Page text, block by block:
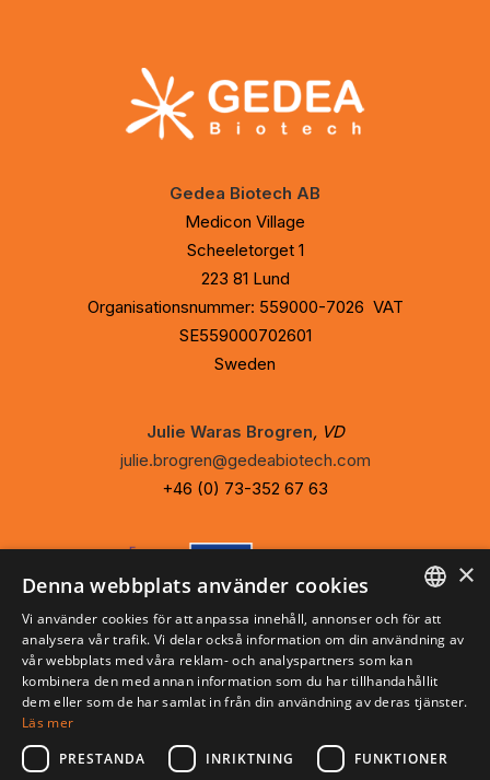
Gedea Biotech AB
Medicon Village
Scheeletorget 1
223 81 Lund
Organisationsnummer: 559000-7026 VAT
SE559000702601
Sweden
Julie Waras Brogren, VD
julie.brogren@gedeabiotech.com
+46 (0) 73-352 67 63
Privacy Policy
Cookie Policy
ENGLISH
SVENSKA
×
Denna webbplats använder cookies
Vi använder cookies för att anpassa innehåll, annonser och för att
analysera vår trafik. Vi delar också information om din användning av
vår webbplats med våra reklam- och analyspartners som kan
kombinera den med annan information som du har tillhandahållit
dem eller som de har samlat in från din användning av deras tjänster.
Läs mer
PRESTANDA
INRIKTNING FUNKTIONER